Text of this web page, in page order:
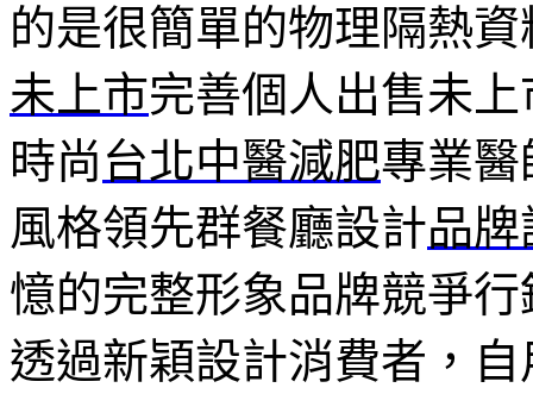
的是很簡單的物理隔熱
未上市完善個人出售未
時尚台北中醫減肥專業
風格領先群餐廳設計品
憶的完整形象品牌競爭行
透過新穎設計消費者，